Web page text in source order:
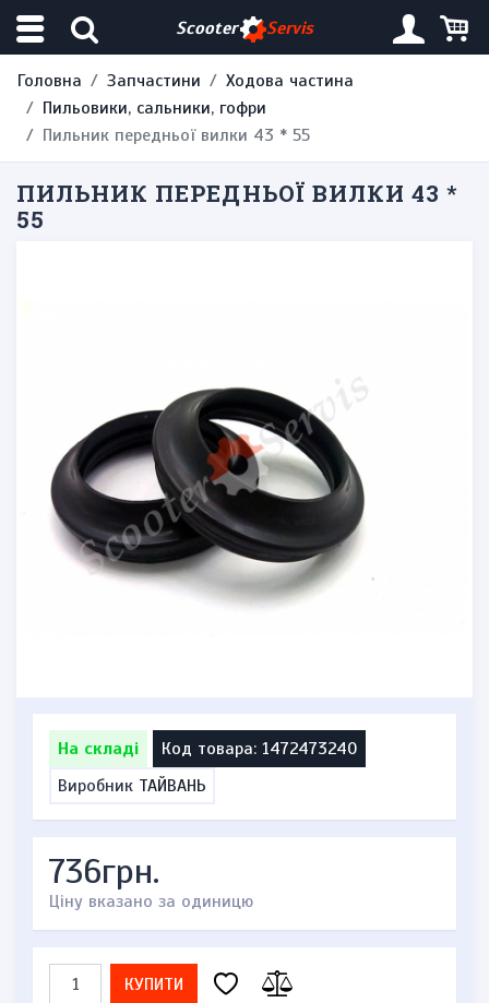
Scooter Servis
Головна Запчастини
Ходова частина
Пильовики, сальники, гофри
Пильник передньої вилки 43 * 55
ПИЛЬНИК ПЕРЕДНЬОЇ ВИЛКИ 43 *
55
На складі
Код товара: 1472473240
Виробник ТАЙВАНЬ
736грн.
Ціну вказано за одиницю
КУПИТИ